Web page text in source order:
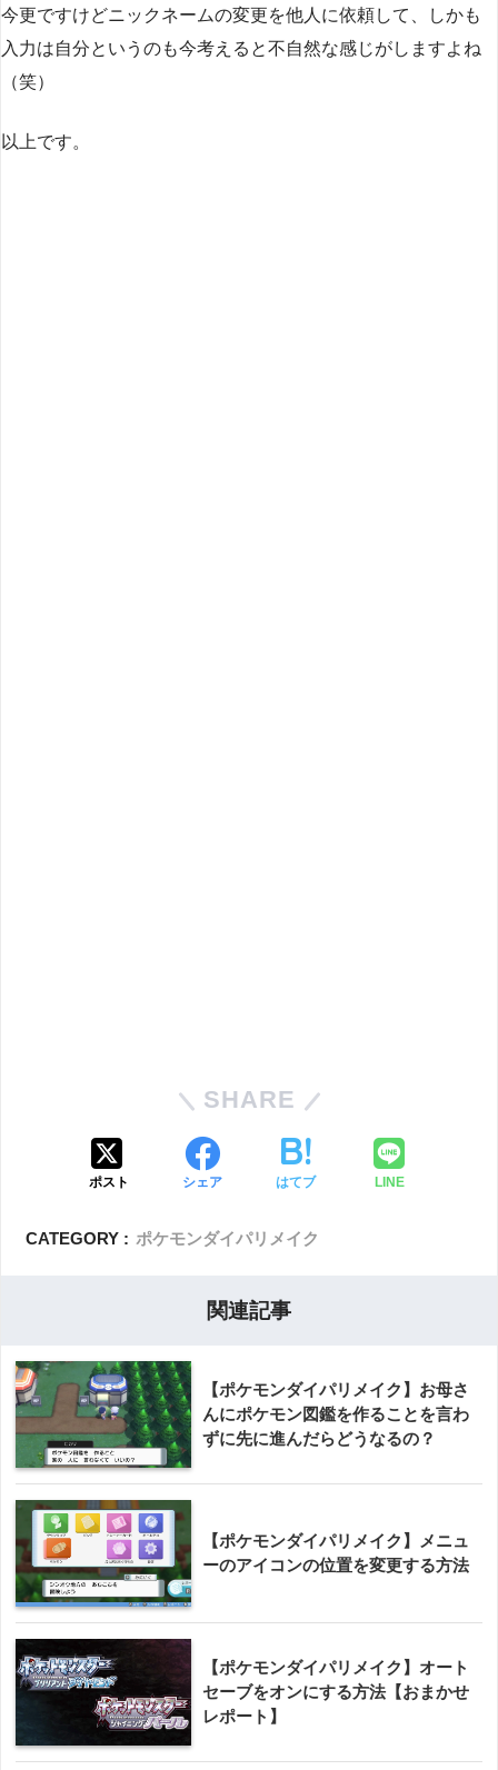
今更ですけどニックネームの変更を他人に依頼して、しかも
入力は自分というのも今考えると不自然な感じがしますよね
（笑）
以上です。
SHARE
ポスト シェア はてブ LINE
CATEGORY : ポケモンダイパリメイク
関連記事
【ポケモンダイパリメイク】お母さ
んにポケモン図鑑を作ることを言わ
ずに先に進んだらどうなるの？
【ポケモンダイパリメイク】メニュ
ーのアイコンの位置を変更する方法
【ポケモンダイパリメイク】オート
セーブをオンにする方法【おまかせ
レポート】